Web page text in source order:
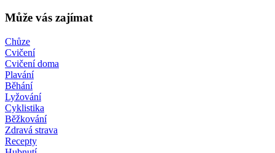
Může vás zajímat
Chůze
Cvičení
Cvičení doma
Plavání
Běhání
Lyžování
Cyklistika
Běžkování
Zdravá strava
Recepty